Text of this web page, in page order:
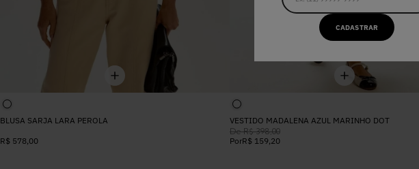
CADASTRAR
BLUSA SARJA LARA PEROLA
R$ 578,00
VESTIDO MADALENA AZUL MARINHO DOT
De R$ 398,00
PorR$ 159,20